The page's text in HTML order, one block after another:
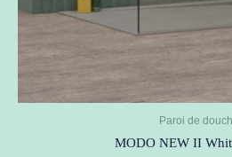
Paroi de
MODO NEW II